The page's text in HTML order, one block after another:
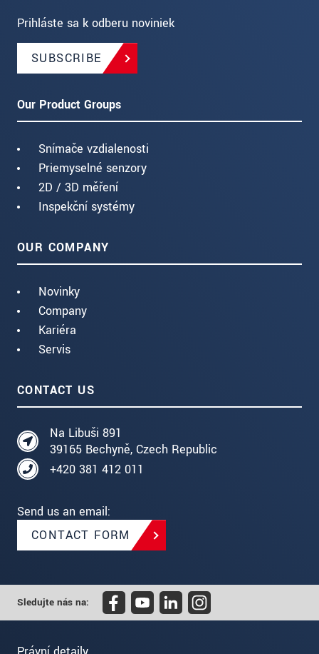
Prihláste sa k odberu noviniek
SUBSCRIBE
Our Product Groups
Snímače vzdialenosti
Priemyselné senzory
2D / 3D měření
Inspekční systémy
OUR COMPANY
Novinky
Company
Kariéra
Servis
CONTACT US
Na Libuši 891
39165 Bechyně, Czech Republic
+420 381 412 011
Send us an email:
CONTACT FORM
Sledujte nás na: